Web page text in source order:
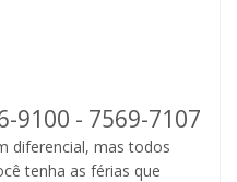
9100 - 7569-7107
diferencial, mas todos
tenha as férias que